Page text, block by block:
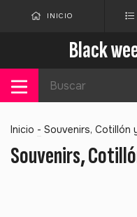
INICIO
Black
Inicio - Souvenirs, Cotillón
Souvenirs,